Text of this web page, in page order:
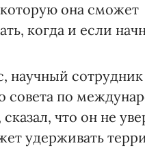
она сможет
когда и если
научный сотрудник
совета по
что он не
удерживать